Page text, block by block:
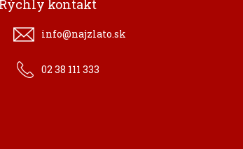
Rýchly kontakt
info@najzlato.sk
02 38 111 333